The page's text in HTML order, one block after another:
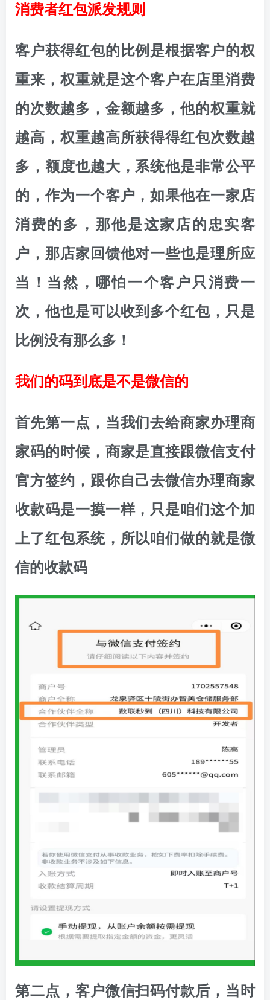
消费者红包派发规则
客户获得红包的比例是根据客户的权
重来，权重就是这个客户在店里消费
的次数越多，金额越多，他的权重就
越高，权重越高所获得得红包次数越
多，额度也越大，系统他是非常公平
的，作为一个客户，如果他在一家店
消费的多，那他是这家店的忠实客
户，那店家回馈他对一些也是理所应
当！当然，哪怕一个客户只消费一
次，他也是可以收到多个红包，只是
比例没有那么多！
我们的码到底是不是微信的
首先第一点，当我们去给商家办理商
家码的时候，商家是直接跟微信支付
官方签约，跟你自己去微信办理商家
收款码是一摸一样，只是咱们这个加
上了红包系统，所以咱们做的就是微
信的收款码
第二点，客户微信扫码付款后，当时